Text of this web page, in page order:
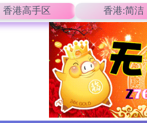
香港高手区 香港:简洁